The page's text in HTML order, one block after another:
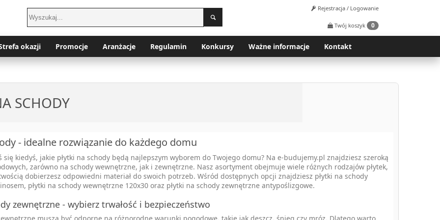
Rejestracja / Logowanie
Twój koszyk 0
okazji Promocje Aranżacje Regulamin Konkursy Ważne informacje Kontakt
SCHODY
- idealne rozwiązanie do każdego domu
się kiedyś, jakie płytki na schody będą najlepszym wyborem do Twojego domu? Na e-budujemy.pl znajdziesz szeroką
zarówno na schody wewnętrzne, jak i zewnętrzne. Nasz asortyment obejmuje wiele różnych rodzajów płytek,
dobierzesz odpowiedni materiał do swoich potrzeb. Wśród dostępnych opcji znajdziesz płytki na schody
płytki na schody wewnętrzne 120x30 oraz płytki na schody zewnętrzne antypoślizgowe.
zewnętrzne - wybierz trwałość i bezpieczeństwo
muszą być odporne na różnorodne warunki pogodowe, takie jak deszcz, śnieg czy mróz. Dlatego warto